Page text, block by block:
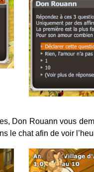
Don Rouann vous
le chat afin de voir